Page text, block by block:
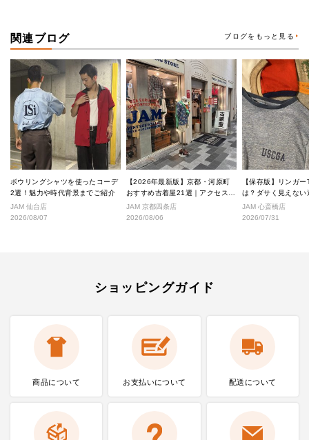
関連ブログ ブログをもっと見る
ボウリングシャツを使ったコーデ
2選！魅力や時代背景までご紹介
JAM 仙台店
2026/08/07
【2026年最新版】京都・河原町
おすすめ古着屋21選｜アクセス良
好な絶対行くべきショップ厳選！
JAM 京都四条店
2026/08/06
【保存版】リンガ
は？ダサく見えない
なし完全ガイド
JAM 心斎橋店
2026/07/31
ショッピングガイド
商品について お支払いについて 配送について